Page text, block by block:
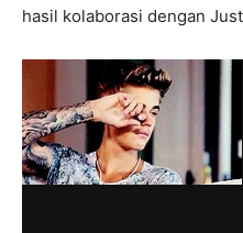
hasil kolaborasi dengan